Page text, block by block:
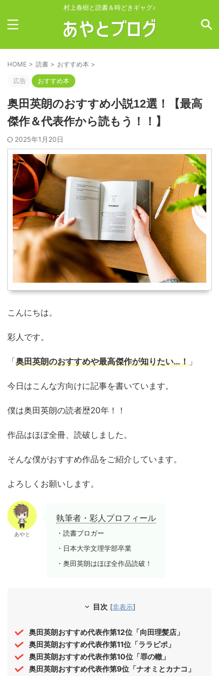
村上春樹と読書＆時どきギャグ♪
HOME > 読書 > おすすめ本 >
広告 おすすめ本
奥田英朗のおすすめ小説12選！【最高
傑作＆代表作から読もう！！】
2025年1月20日
こんにちは。
彩人です。
「 奥田英朗のおすすめや最高傑作が知りたい…！ 」
今日はこんな方向けに記事を書いています。
僕は奥田英朗の読者歴20年！！
作品はほぼ全冊、読破しました。
そんな僕がおすすめ作品をご紹介しています。
よろしくお願いします。
あやと
執筆者・彩人プロフィール
・読書ブロガー
・日本大学文理学部卒業
・奥田英朗はほぼ全作品読破！
目次 [非表示]
奥田英朗おすすめ代表作第12位「向田理髪店」
奥田英朗おすすめ代表作第11位「ララピポ」
奥田英朗おすすめ代表作第10位「罪の轍」
奥田英朗おすすめ代表作第9位「ナオミとカナコ」